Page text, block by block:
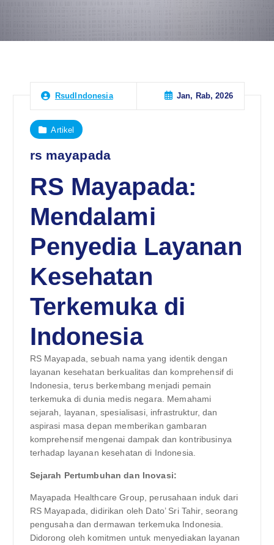
RsudIndonesia Jan, Rab, 2026
Artikel
rs mayapada
RS Mayapada:
Mendalami
Penyedia Layanan
Kesehatan
Terkemuka di
Indonesia
RS Mayapada, sebuah nama yang identik dengan
layanan kesehatan berkualitas dan komprehensif di
Indonesia, terus berkembang menjadi pemain
terkemuka di dunia medis negara. Memahami
sejarah, layanan, spesialisasi, infrastruktur, dan
aspirasi masa depan memberikan gambaran
komprehensif mengenai dampak dan kontribusinya
terhadap layanan kesehatan di Indonesia.
Sejarah Pertumbuhan dan Inovasi:
Mayapada Healthcare Group, perusahaan induk dari
RS Mayapada, didirikan oleh Dato’ Sri Tahir, seorang
pengusaha dan dermawan terkemuka Indonesia.
Didorong oleh komitmen untuk menyediakan layanan